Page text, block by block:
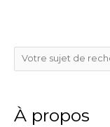
d
i
e
r
Rechercher
À propos